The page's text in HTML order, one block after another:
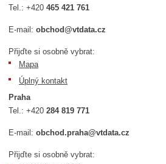
Tel.:+420465 421 761
E-mail:obchod@vtdata.cz
Přijďte si osobně vybrat:
Mapa
Úplný kontakt
Praha
Tel.:+420284 819 771
E-mail:obchod.praha@vtdata.cz
Přijďte si osobně vybrat: